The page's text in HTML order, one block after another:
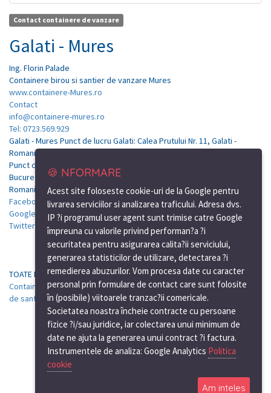
Contact containere de vanzare
Galati - Mures
Ing. Florin Palade
Containere birou si santier de vanzare Mures
www.containere-Mures.ro
Contact
info@containere-mures.ro
Tel: 0723.569.929
Galati - Mures Punct de lucru Galati: Calea Prutului Nr. 11, Galati -
Romania
Punct de lucru Bucuresti: Soseaua de centura, nr.12, km.7, Tunari-
Bucuresti
Romania
Facebook
Google Plus
Twitter
TOATE PRETURILE AU CARACTER INFORMATIV
Containere de vanzare Mures|Containere de birou Mures |Containere
de santier Mures
🍪 NFORMARE
Acest site foloseste cookie-uri de la Google pentru
livrarea serviciilor si analizarea traficului. Adresa dvs.
IP ?i programul user agent sunt trimise catre Google
împreuna cu valorile privind performan?a ?i
securitatea pentru asigurarea calita?ii serviciului,
generarea statisticilor de utilizare, detectarea ?i
remedierea abuzurilor. Vom procesa date cu caracter
personal prin formulare de contact care sunt folosite
în (posibile) viitoarele tranzac?ii comericale.
Societatea noastra încheie contracte cu persoane
fizice ?i/sau juridice, iar colectarea unui minimum de
date ne ajuta la generarea unui contract ?i factura.
Instrumentele de analiza: Google Analytics Politica
cookie
Am inteles